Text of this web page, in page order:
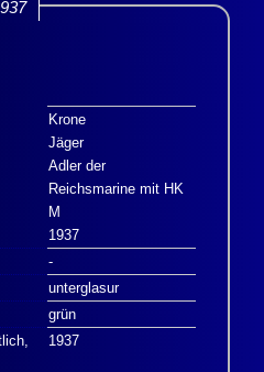
Krone
Jäger
Adler der
Reichsmarine mit HK
M
1937
-
unterglasur
grün
1937